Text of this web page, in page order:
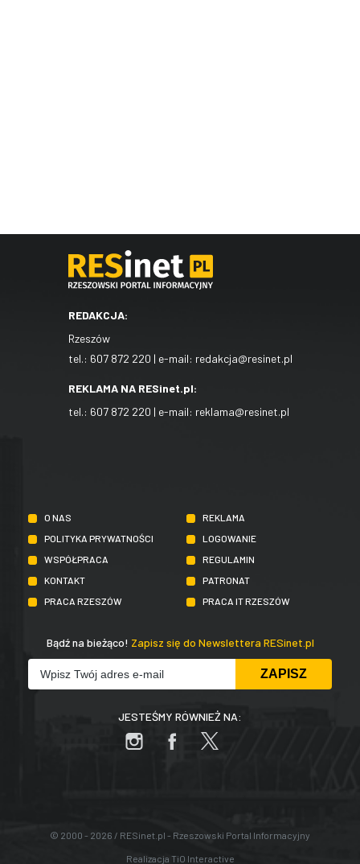
REDAKCJA:
Rzeszów
tel.: 607 872 220 | e-mail: redakcja@resinet.pl
REKLAMA NA RESinet.pl:
tel.: 607 872 220 | e-mail: reklama@resinet.pl
O NAS
REKLAMA
POLITYKA PRYWATNOŚCI
LOGOWANIE
WSPÓŁPRACA
REGULAMIN
KONTAKT
PATRONAT
PRACA RZESZÓW
PRACA IT RZESZÓW
Bądź na bieżąco! Zapisz się do Newslettera RESinet.pl
JESTEŚMY RÓWNIEŻ NA:
© 2000 - 2026 / RESinet.pl - Rzeszowski Portal Informacyjny
Realizacja TiO Interactive